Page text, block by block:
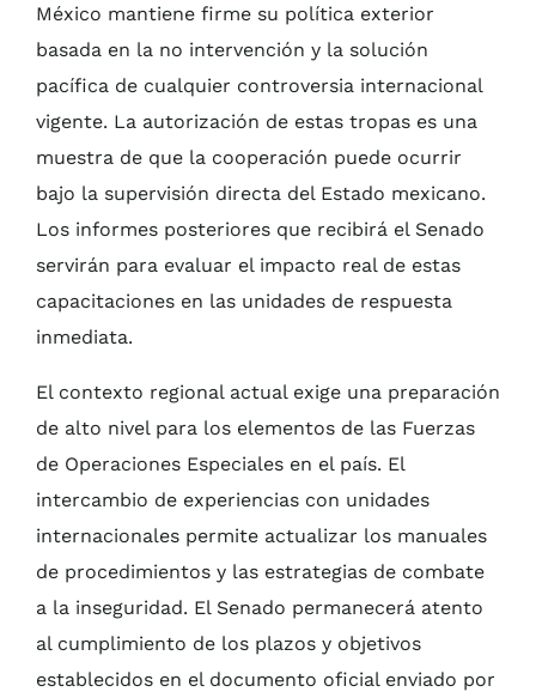
México mantiene firme su política exterior
basada en la no intervención y la solución
pacífica de cualquier controversia internacional
vigente. La autorización de estas tropas es una
muestra de que la cooperación puede ocurrir
bajo la supervisión directa del Estado mexicano.
Los informes posteriores que recibirá el Senado
servirán para evaluar el impacto real de estas
capacitaciones en las unidades de respuesta
inmediata.
El contexto regional actual exige una preparación
de alto nivel para los elementos de las Fuerzas
de Operaciones Especiales en el país. El
intercambio de experiencias con unidades
internacionales permite actualizar los manuales
de procedimientos y las estrategias de combate
a la inseguridad. El Senado permanecerá atento
al cumplimiento de los plazos y objetivos
establecidos en el documento oficial enviado por